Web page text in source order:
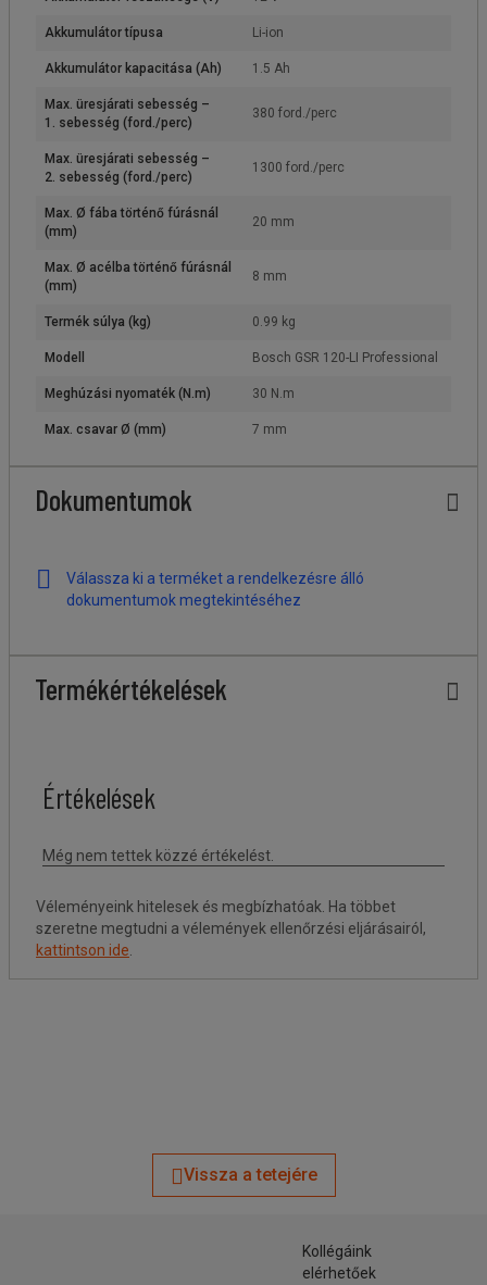
Akkumulátor típusa Li-ion
Akkumulátor kapacitása (Ah) 1.5 Ah
Max. üresjárati sebesség –
1. sebesség (ford./perc)
380 ford./perc
Max. üresjárati sebesség –
2. sebesség (ford./perc)
1300 ford./perc
Max. Ø fába történő fúrásnál
(mm)
20 mm
Max. Ø acélba történő fúrásnál
(mm)
8 mm
Termék súlya (kg) 0.99 kg
Modell Bosch GSR 120-LI Professional
Meghúzási nyomaték (N.m) 30 N.m
Max. csavar Ø (mm) 7 mm
Dokumentumok
Válassza ki a terméket a rendelkezésre álló
dokumentumok megtekintéséhez
Termékértékelések
Véleményeink hitelesek és megbízhatóak. Ha többet
szeretne megtudni a vélemények ellenőrzési eljárásairól,
kattintson ide
Vissza a tetejére
Kollégáink
elérhetőek